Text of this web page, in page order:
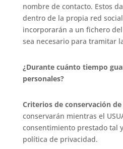
nombre de contacto. Estos
dentro de la propia red
incorporarán a un fichero del
sea necesario para tramitar
¿Durante cuánto tiempo
personales?
Criterios de conservación
conservarán mientras el
consentimiento prestado tal
política de privacidad.